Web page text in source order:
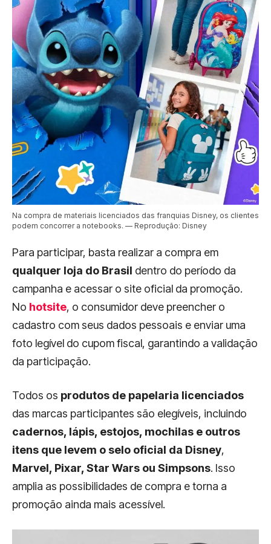
Na compra de materiais licenciados das franquias Disney, os clientes
podem concorrer a notebooks. — Reprodução: Disney
Para participar, basta realizar a compra em
qualquer loja do Brasil dentro do período da
campanha e acessar o site oficial da promoção.
No hotsite, o consumidor deve preencher o
cadastro com seus dados pessoais e enviar uma
foto legível do cupom fiscal, garantindo a validação
da participação.
Todos os produtos de papelaria licenciados
das marcas participantes são elegíveis, incluindo
cadernos, lápis, estojos, mochilas e outros
itens que levem o selo oficial da Disney,
Marvel, Pixar, Star Wars ou Simpsons. Isso
amplia as possibilidades de compra e torna a
promoção ainda mais acessível.